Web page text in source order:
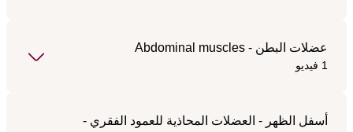
عضلات البطن - Abdominal muscles
1 فيديو
أسفل الظهر - العضلات المحاذية للعمود الفقري -